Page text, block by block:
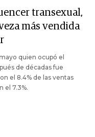
transexual,
más vendida
quien ocupó el
de décadas fue
el 8.4% de las ventas
el 7.3%.